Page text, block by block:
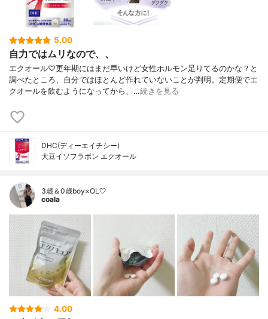
5.00
自力ではムリなので、、
エクオール♡更年期にはまだ早いけど女性ホルモン足りてるのかな？と
調べたところ、自分ではほとんど作れていないことが判明。定期便でエ
クオールを飲むようになってから、…続きを見る
DHC(ディーエイチシー)
大豆イソフラボン エクオール
3歳＆0歳boy×OL🤍
coala
4.00